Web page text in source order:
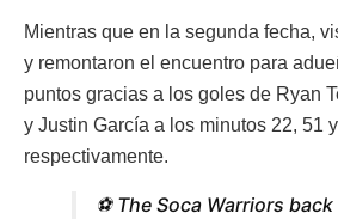
Mientras que en la segunda fecha,
y remontaron el encuentro para
puntos gracias a los goles de Ryan
y Justin García a los minutos 22, 51
respectivamente.
⚽ The Soca Warriors